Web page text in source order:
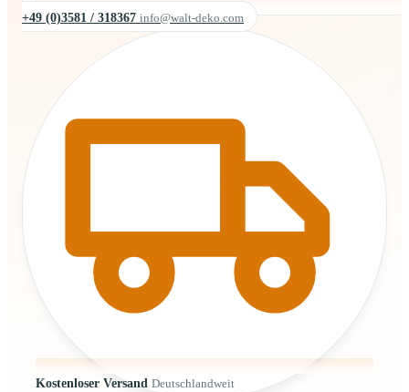
+49 (0)3581 / 318367 info@walt-deko.com
Kostenloser Versand Deutschlandweit